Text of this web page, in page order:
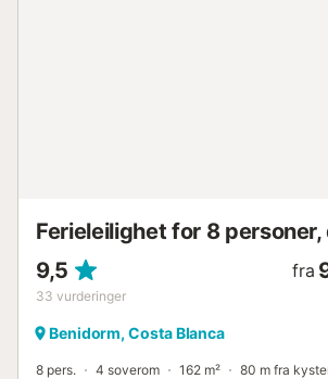
Ferieleilighet for 8
9,5
33 vurderinger
fra
Benidorm, Costa Blanca
8 pers. 4 soverom 162 m² 80 m fra